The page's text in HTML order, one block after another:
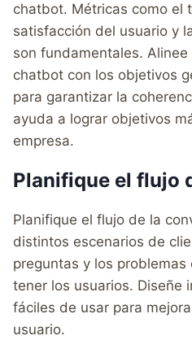
chatbot. Métricas como el
satisfacción del usuario y
son fundamentales.
chatbot con los objetivos
para garantizar la
ayuda a lograr objetivos
empresa.
Planifique el flujo
Planifique el flujo de la
distintos escenarios de
preguntas y los problemas
tener los usuarios. Diseñe
fáciles de usar para
usuario.